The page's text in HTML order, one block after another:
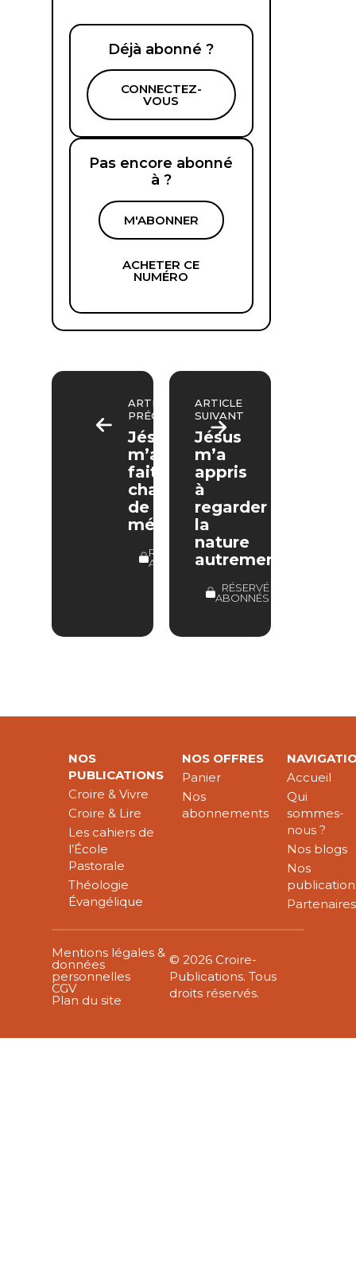
Déjà abonné ?
CONNECTEZ-
VOUS
Pas encore abonné
à ?
M'ABONNER
ACHETER CE
NUMÉRO
ARTICLE
PRÉCÉDENT
Jésus
m’a
fait
changer
de
métier
RÉSERVÉ
ABONNÉS
ARTICLE
SUIVANT
Jésus
m’a
appris
à
regarder
la
nature
autrement
RÉSERVÉ
ABONNÉS
NOS
PUBLICATIONS
Croire & Vivre
Croire & Lire
Les cahiers de
l’École
Pastorale
Théologie
Évangélique
NOS OFFRES
Panier
Nos
abonnements
Accueil
Qui
sommes-
nous ?
Nos blogs
Nos
Partenaires
Mentions légales &
données
personnelles
CGV
Plan du site
© 2026 Croire-
Publications. Tous
droits réservés.